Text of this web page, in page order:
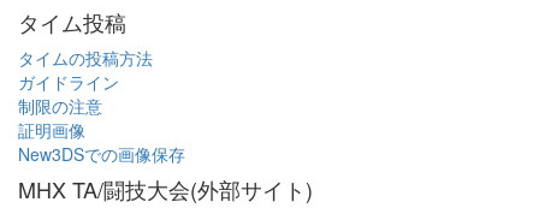
タイム投稿
タイムの投稿方法
ガイドライン
制限の注意
証明画像
New3DSでの画像保存
MHX TA/闘技大会(外部サイト)